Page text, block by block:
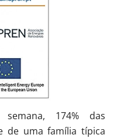
174% das
de uma família típica